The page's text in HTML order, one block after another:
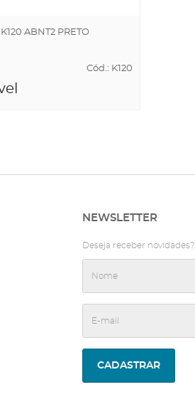
ABNT2 PRETO
Cód.: K120
NEWSLETTER
Deseja receber novidades?
CADASTRAR